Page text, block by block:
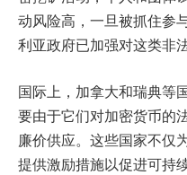
动风险高，一旦被抓住参
利亚政府已加强对这类非
国际上，加拿大和瑞典等
要由于它们对加密货币的
廉价供应。这些国家不仅
提供激励措施以促进可持